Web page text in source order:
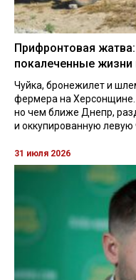
Прифронтовая
покалеченные жизни
Чуйка, бронежилет и
фермера на Херсонщине.
но чем ближе Днепр,
и оккупированную левую
31 июля 2026